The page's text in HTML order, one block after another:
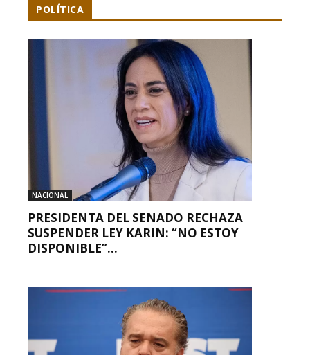
POLÍTICA
NACIONAL
PRESIDENTA DEL SENADO RECHAZA
SUSPENDER LEY KARIN: “NO ESTOY
DISPONIBLE”...